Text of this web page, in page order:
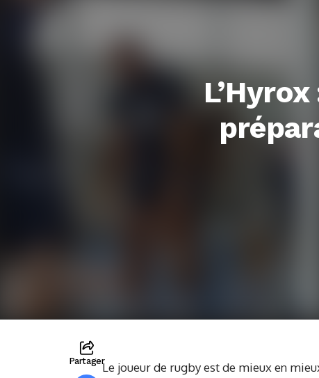
PartagerLe joueur de rugby est de mieux en